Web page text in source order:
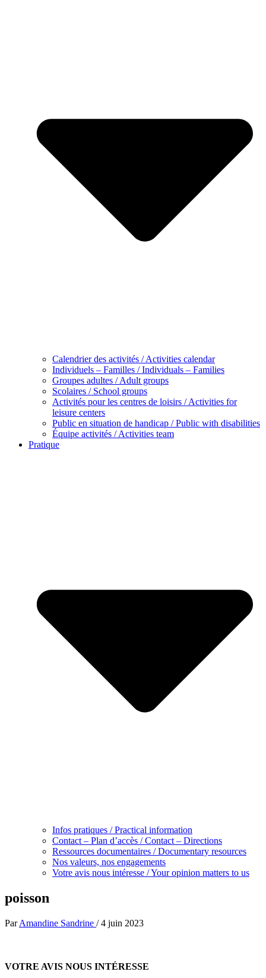
Calendrier des activités / Activities calendar
Individuels – Familles / Individuals – Families
Groupes adultes / Adult groups
Scolaires / School groups
Activités pour les centres de loisirs / Activities for
leisure centers
Public en situation de handicap / Public with disabilities
Équipe activités / Activities team
Pratique
Infos pratiques / Practical information
Contact – Plan d’accès / Contact – Directions
Ressources documentaires / Documentary resources
Nos valeurs, nos engagements
Votre avis nous intéresse / Your opinion matters to us
poisson
ParAmandine Sandrine /4 juin 2023
VOTRE AVIS NOUS INTÉRESSE